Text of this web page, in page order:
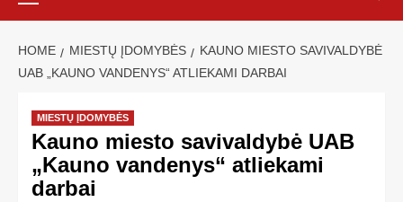
HOME MIESTŲ ĮDOMYBĖS
KAUNO MIESTO SAVIVALDYBĖ
UAB „KAUNO VANDENYS“ ATLIEKAMI DARBAI
MIESTŲ ĮDOMYBĖS
Kauno miesto savivaldybė UAB
„Kauno vandenys“ atliekami
darbai